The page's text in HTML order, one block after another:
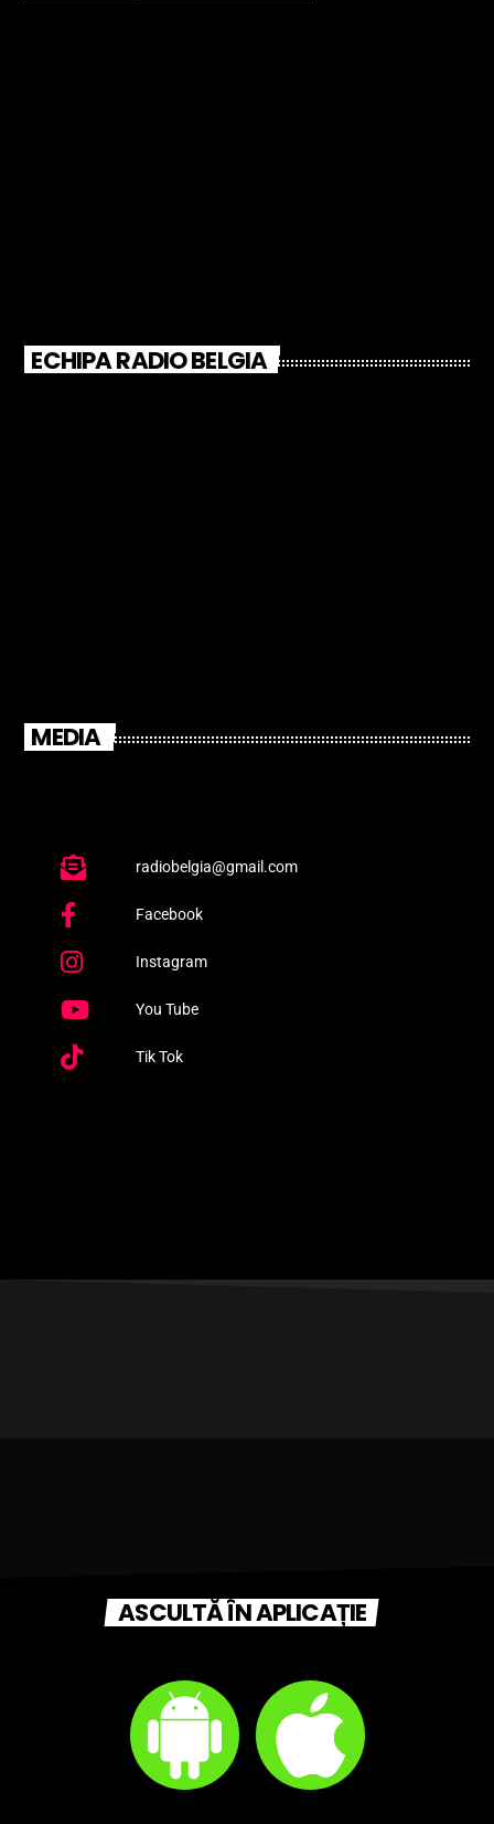
ECHIPA RADIO BELGIA
MEDIA
radiobelgia@gmail.com
Facebook
Instagram
You Tube
Tik Tok
ASCULTĂ ÎN APLICAȚIE